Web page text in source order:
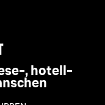
, hotell-